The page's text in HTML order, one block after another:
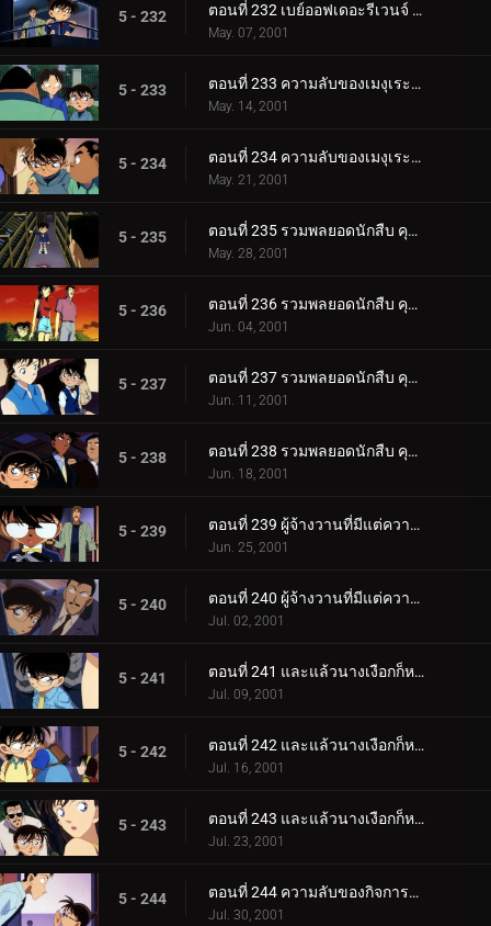
5 - 232 ตอนที่ 232 เบย์ออฟเดอะรีเวนจ์ (ตอนจบ)
May. 07, 2001
5 - 233 ตอนที่ 233 ความลับของเมงุเระที่ถูกผนึกไว้ (ตอนแรก)
May. 14, 2001
5 - 234 ตอนที่ 234 ความลับของเมงุเระที่ถูกผนึกไว้ (ตอนจบ)
May. 21, 2001
5 - 235 ตอนที่ 235 รวมพลยอดนักสืบ คุโด้ ชินอิจิ ปะทะ จอมโจรคิด (ตอนพิเศษ ตอนแรก) ยอดนักสืบจิ๋วโคนัน เดอะซี.
May. 28, 2001
5 - 236 ตอนที่ 236 รวมพลยอดนักสืบ คุโด้ ชินอิจิ ปะทะ จอมโจรคิด (ตอนพิเศษ ตอนที่ 2) ยอดนักสืบจิ๋วโคนัน เดอะซ_.
Jun. 04, 2001
5 - 237 ตอนที่ 237 รวมพลยอดนักสืบ คุโด้ ชินอิจิ ปะทะ จอมโจรคิด (ตอนพิเศษ ตอนที่ 3) ยอดนักสืบจิ๋วโคนัน เดอะซ_.
Jun. 11, 2001
5 - 238 ตอนที่ 238 รวมพลยอดนักสืบ คุโด้ ชินอิจิ ปะทะ จอมโจรคิด (ตอนพิเศษ ตอนจบ) ยอดนักสืบจิ๋วโคนัน เดอะซีร.
Jun. 18, 2001
5 - 239 ตอนที่ 239 ผู้จ้างวานที่มีแต่ความเท็จ (ตอนแรก)
Jun. 25, 2001
5 - 240 ตอนที่ 240 ผู้จ้างวานที่มีแต่ความเท็จ (ตอนจบ)
Jul. 02, 2001
5 - 241 ตอนที่ 241 และแล้วนางเงือกก็หายไป (ภาคคดี)
Jul. 09, 2001
5 - 242 ตอนที่ 242 และแล้วนางเงือกก็หายไป (ภาคสันนิษฐาน)
Jul. 16, 2001
5 - 243 ตอนที่ 243 และแล้วนางเงือกก็หายไป (ภาคไขปริศนา)
Jul. 23, 2001
5 - 244 ตอนที่ 244 ความลับของกิจการที่รุ่งเรือง
Jul. 30, 2001